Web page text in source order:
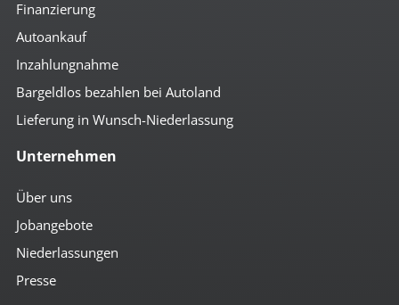
Finanzierung
Autoankauf
Inzahlungnahme
Bargeldlos bezahlen bei Autoland
Lieferung in Wunsch-Niederlassung
Unternehmen
Über uns
Jobangebote
Niederlassungen
Presse